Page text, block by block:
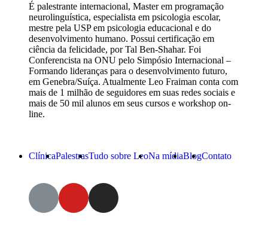
É palestrante internacional, Master em programação
neurolinguística, especialista em psicologia escolar,
mestre pela USP em psicologia educacional e do
desenvolvimento humano. Possui certificação em
ciência da felicidade, por Tal Ben-Shahar. Foi
Conferencista na ONU pelo Simpósio Internacional –
Formando lideranças para o desenvolvimento futuro,
em Genebra/Suíça. Atualmente Leo Fraiman conta com
mais de 1 milhão de seguidores em suas redes sociais e
mais de 50 mil alunos em seus cursos e workshop on-
line.
ClínicaPalestrasTudo sobre LeoNa mídiaBlogContato